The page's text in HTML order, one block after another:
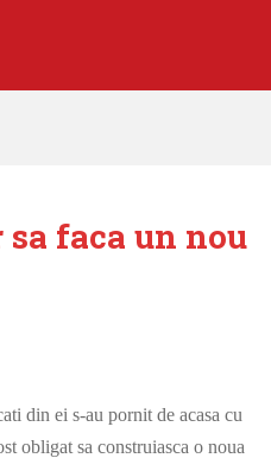
faca un nou
din ei s-au pornit de acasa cu
obligat sa construiasca o noua